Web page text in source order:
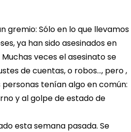
gremio: Sólo en lo que llevamos
ya han sido asesinados en
veces el asesinato se
de cuentas, o robos…, pero ,
tenían algo en común:
y al golpe de estado de
esta semana pasada. Se